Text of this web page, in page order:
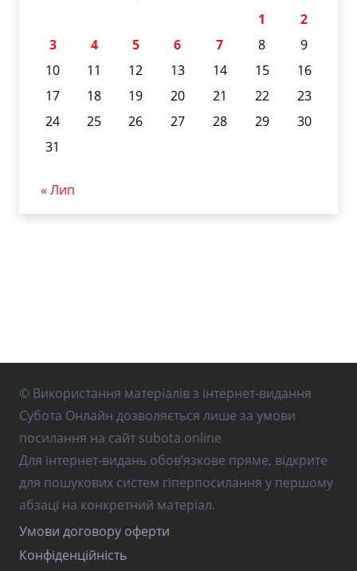
1
2
3
4 5 6 7 8
9
10
11 12 13 14 15
16
17
18 19 20 21 22
23
24
25 26 27 28 29
30
31
« Лип
© Використання матеріалів з інтернет-видання
Субота Онлайн дозволяється лише за умови
посилання на сайт subota.online
Для інтернет-видань обов’язкове пряме, відкрите
для пошукових систем гіперпосилання у першому
абзаці на конкретний матеріал.
Умови договору оферти
Конфіденційність